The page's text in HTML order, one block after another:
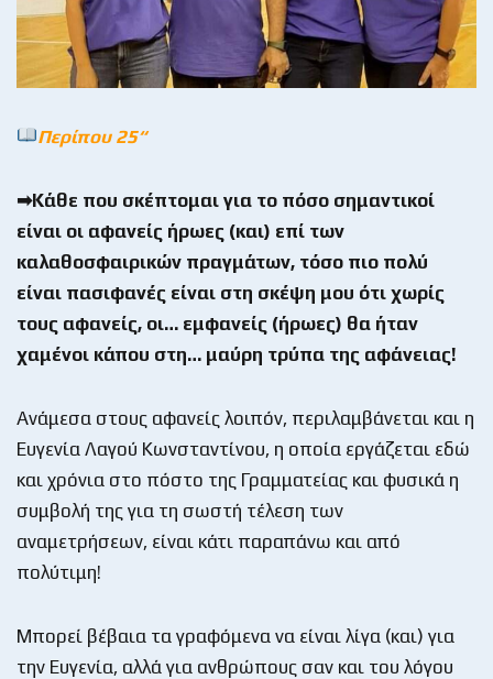
Περίπου 25“
➡Κάθε που σκέπτομαι για το πόσο σημαντικοί
είναι οι αφανείς ήρωες (και) επί των
καλαθοσφαιρικών πραγμάτων, τόσο πιο πολύ
είναι πασιφανές είναι στη σκέψη μου ότι χωρίς
τους αφανείς, οι… εμφανείς (ήρωες) θα ήταν
χαμένοι κάπου στη… μαύρη τρύπα της αφάνειας!
Ανάμεσα στους αφανείς λοιπόν, περιλαμβάνεται και η
Ευγενία Λαγού Κωνσταντίνου, η οποία εργάζεται εδώ
και χρόνια στο πόστο της Γραμματείας και φυσικά η
συμβολή της για τη σωστή τέλεση των
αναμετρήσεων, είναι κάτι παραπάνω και από
πολύτιμη!
Μπορεί βέβαια τα γραφόμενα να είναι λίγα (και) για
την Ευγενία, αλλά για ανθρώπους σαν και του λόγου